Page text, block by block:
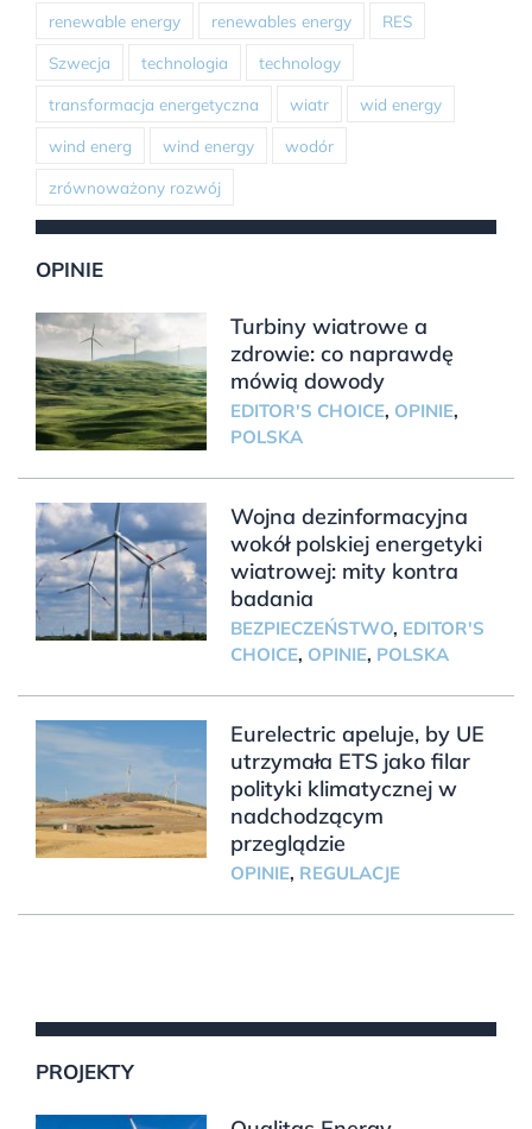
renewable energy renewables energy RES
Szwecja technologia technology
transformacja energetyczna wiatr wid energy
wind energ wind energy wodór
zrównoważony rozwój
OPINIE
Turbiny wiatrowe a
zdrowie: co naprawdę
mówią dowody
EDITOR'S CHOICE, OPINIE,
POLSKA
Wojna dezinformacyjna
wokół polskiej energetyki
wiatrowej: mity kontra
badania
BEZPIECZEŃSTWO, EDITOR'S
CHOICE, OPINIE, POLSKA
Eurelectric apeluje, by UE
utrzymała ETS jako filar
polityki klimatycznej w
nadchodzącym
przeglądzie
OPINIE, REGULACJE
PROJEKTY